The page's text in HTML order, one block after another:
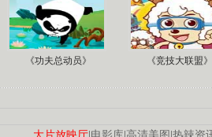
《功夫总动员》 《竞技大联盟》
大片放映厅|电影库|高清美图 |热辣资